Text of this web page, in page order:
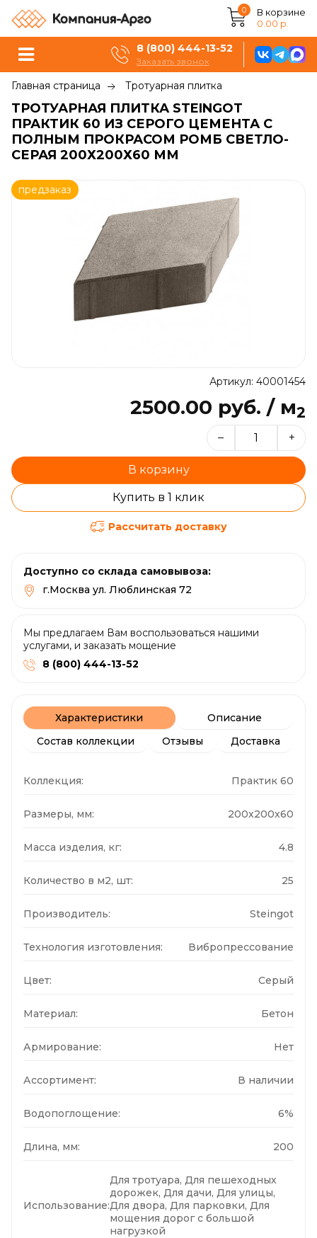
0
В корзине
0.00 р.
8 (800) 444-13-52
Заказать звонок
Главная страница Тротуарная плитка
ТРОТУАРНАЯ ПЛИТКА STEINGOT
ПРАКТИК 60 ИЗ СЕРОГО ЦЕМЕНТА С
ПОЛНЫМ ПРОКРАСОМ РОМБ СВЕТЛО-
СЕРАЯ 200Х200Х60 ММ
предзаказ
Артикул: 40001454
2500.00 руб. / м2
– +
В корзину
Купить в 1 клик
Рассчитать доставку
Доступно со склада самовывоза:
г.Москва ул. Люблинская 72
Мы предлагаем Вам воспользоваться нашими
услугами, и заказать мощение
8 (800) 444-13-52
Характеристики
Описание
Состав коллекции
Отзывы Доставка
Коллекция: Практик 60
Размеры, мм: 200x200x60
Масса изделия, кг: 4.8
Количество в м2, шт: 25
Производитель: Steingot
Технология изготовления: Вибропрессование
Цвет: Серый
Материал: Бетон
Армирование: Нет
Ассортимент: В наличии
Водопоглощение: 6%
Длина, мм: 200
Использование:
Для тротуара, Для пешеходных
дорожек, Для дачи, Для улицы,
Для двора, Для парковки, Для
мощения дорог с большой
нагрузкой